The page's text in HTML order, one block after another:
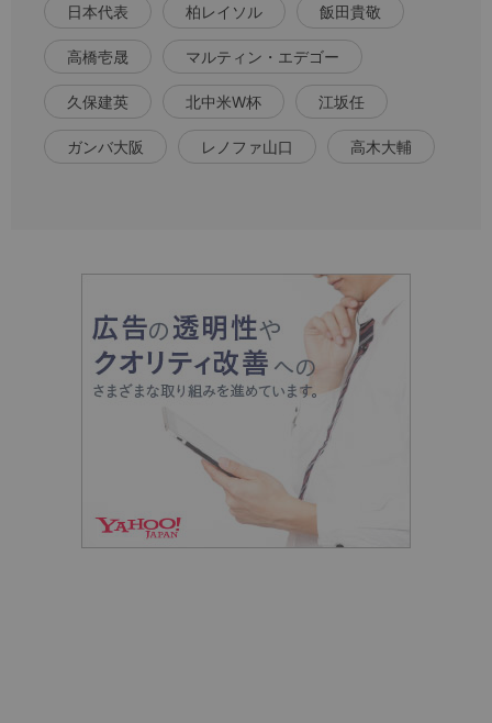
日本代表 柏レイソル 飯田貴敬
高橋壱晟 マルティン・エデゴー
久保建英 北中米W杯 江坂任
ガンバ大阪 レノファ山口 高木大輔